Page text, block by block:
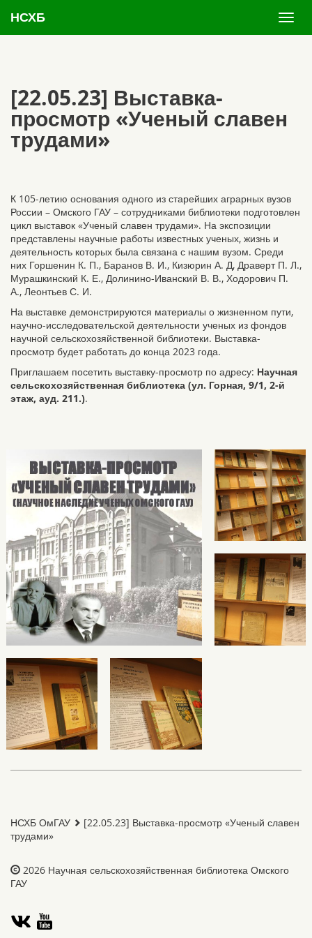
НСХБ
[22.05.23] Выставка-
просмотр «Ученый славен
трудами»
К 105-летию основания одного из старейших аграрных вузов
России – Омского ГАУ – сотрудниками библиотеки подготовлен
цикл выставок «Ученый славен трудами». На экспозиции
представлены научные работы известных ученых, жизнь и
деятельность которых была связана с нашим вузом. Среди
них Горшенин К. П., Баранов В. И., Кизюрин А. Д, Драверт П. Л.,
Мурашкинский К. Е., Долинино-Иванский В. В., Ходорович П.
А., Леонтьев С. И.
На выставке демонстрируются материалы о жизненном пути,
научно-исследовательской деятельности ученых из фондов
научной сельскохозяйственной библиотеки. Выставка-
просмотр будет работать до конца 2023 года.
Приглашаем посетить выставку-просмотр по адресу: Научная
сельскохозяйственная библиотека (ул. Горная, 9/1, 2-й
этаж, ауд. 211.).
НСХБ ОмГАУ
[22.05.23] Выставка-просмотр «Ученый славен
трудами»
2026 Научная сельскохозяйственная библиотека Омского
ГАУ